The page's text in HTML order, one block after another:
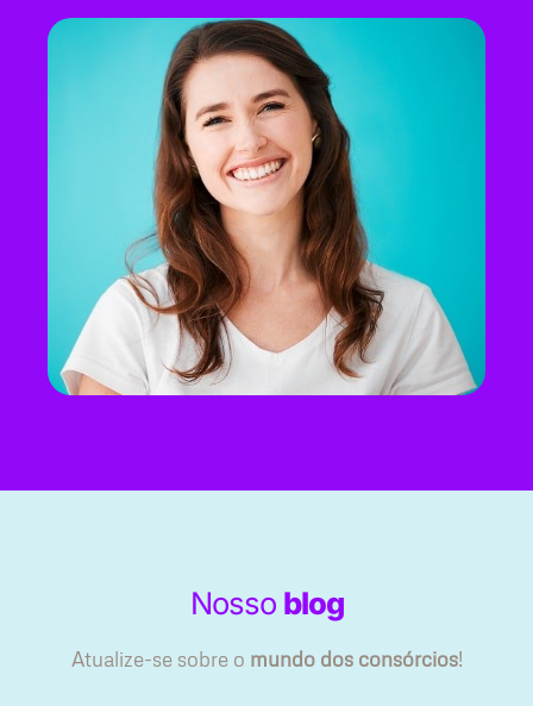
Nosso blog
Atualize-se sobre o mundo dos consórcios!